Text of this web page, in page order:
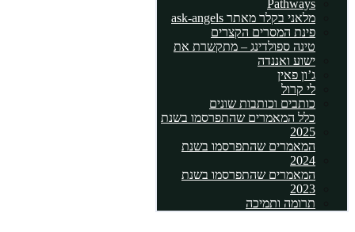
Pathways
מלאני בקלר מאתר ask-angels
פינת המסרים הקצרים
טינה ספולדינג – מתקשרת את
ישוע ואננדה
ג’ון פאין
לי קרול
כותבים וכותבות שונים
כלל המאמרים שהתפרסמו בשנת
2025
המאמרים שהתפרסמו בשנת
2024
המאמרים שהתפרסמו בשנת
2023
תרומה ותמיכה